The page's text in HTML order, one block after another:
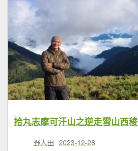
拾丸志摩可汗山之逆走雪山西稜
野人田 2023-12-28